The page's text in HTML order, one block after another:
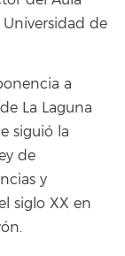
Universidad de
a
La Laguna
siguió la
de
y
siglo XX en